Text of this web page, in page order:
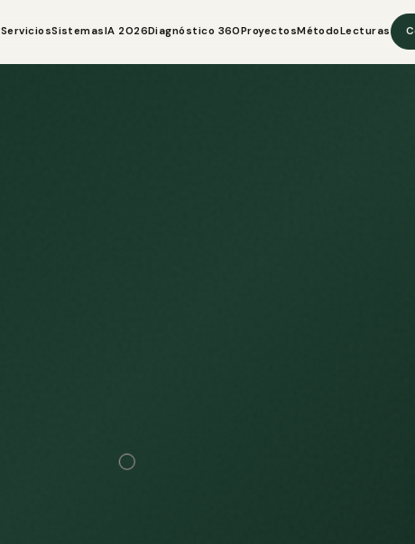
ServiciosSistemasIA 2026Diagnóstico 360ProyectosMétodoLecturas